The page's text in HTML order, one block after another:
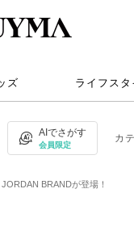
ズ ライフスタ
AIでさがす
会員限定
カ
BRANDが登場！